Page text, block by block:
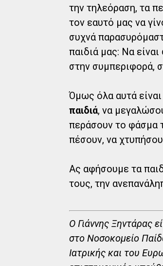
την τηλεόραση, τα
τον εαυτό μας να
συχνά
παιδιά μας: Να
στην συμπεριφορά,
Όμως όλα αυτά
παιδιά, να
περάσουν το φάσμα
πέσουν, να
Ας αφήσουμε τα
τους, την
Ο Γιάννης Ξηντάρας
στο Νοσοκομείο
Ιατρικής και του